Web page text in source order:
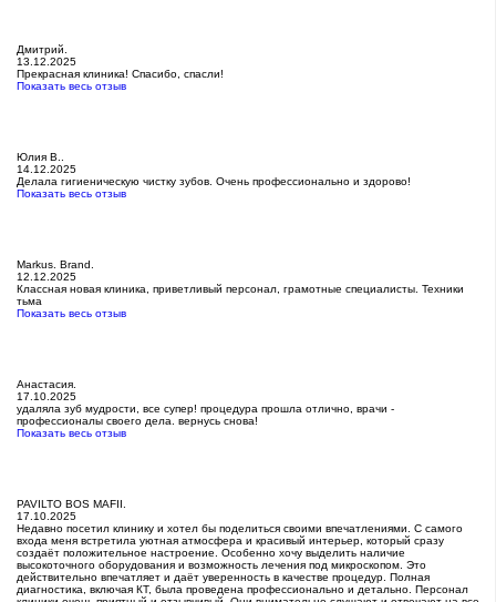
Дмитрий.
13.12.2025
Прекрасная клиника! Спасибо, спасли!
Показать весь отзыв
Юлия В..
14.12.2025
Делала гигиеническую чистку зубов. Очень профессионально и здорово!
Показать весь отзыв
Markus. Brand.
12.12.2025
Классная новая клиника, приветливый персонал, грамотные специалисты. Техники
тьма
Показать весь отзыв
Анастасия.
17.10.2025
удаляла зуб мудрости, все супер! процедура прошла отлично, врачи -
профессионалы своего дела. вернусь снова!
Показать весь отзыв
PAVILTO BOS MAFII.
17.10.2025
Недавно посетил клинику и хотел бы поделиться своими впечатлениями. С самого
входа меня встретила уютная атмосфера и красивый интерьер, который сразу
создаёт положительное настроение. Особенно хочу выделить наличие
высокоточного оборудования и возможность лечения под микроскопом. Это
действительно впечатляет и даёт уверенность в качестве процедур. Полная
диагностика, включая КТ, была проведена профессионально и детально. Персонал